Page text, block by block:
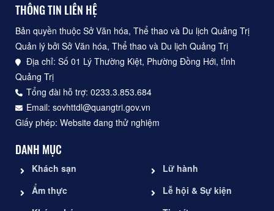
THÔNG TIN LIÊN HỆ
Bản quyền thuộc Sở Văn hóa, Thể thao và Du lịch Quảng Trị
Quản lý bởi Sở Văn hóa, Thể thao và Du lịch Quảng Trị
Địa chỉ: Số 01 Lý Thường Kiệt, Phường Đồng Hới, tỉnh
Quảng Trị
Tổng đài hỗ trợ: 0233.3.853.684
Email: sovhttdl@quangtri.gov.vn
Giấy phép: Website đang thử nghiệm
DANH MỤC
Khách sạn
Ẩm thực
Lữ hành
Lễ hội & Sự kiện